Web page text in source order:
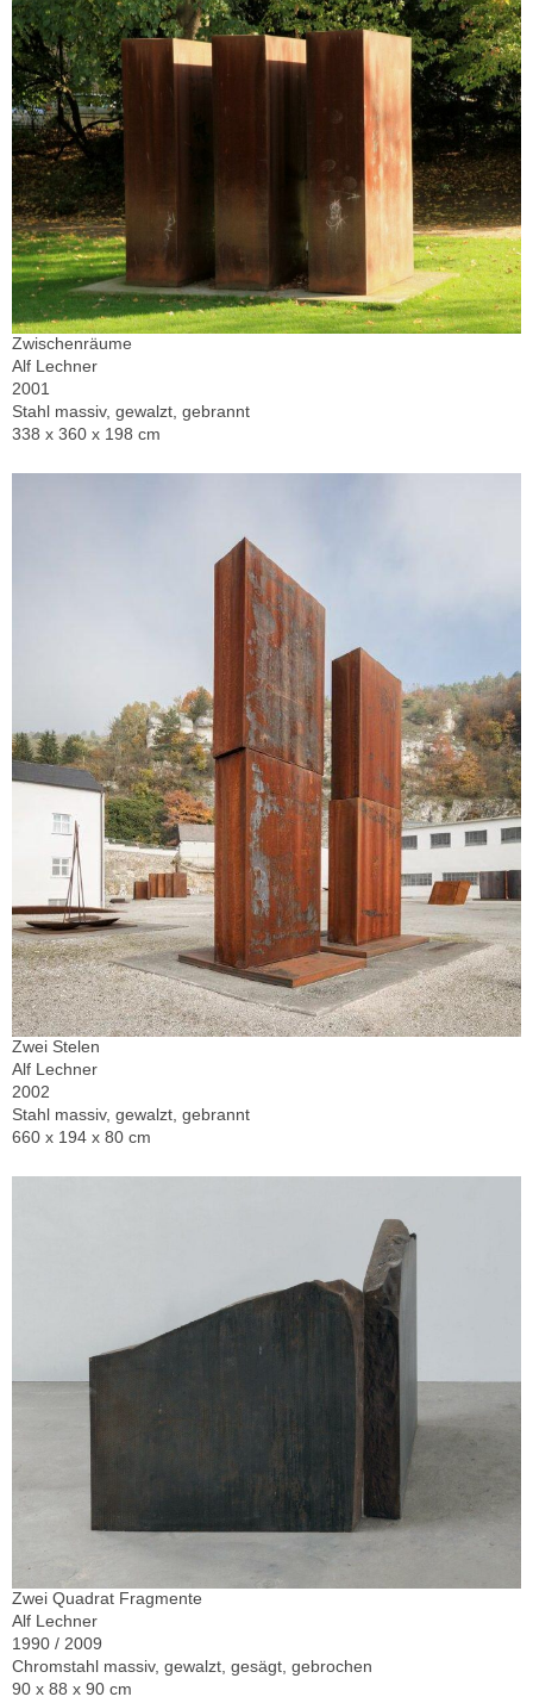
Zwischenräume
Alf Lechner
2001
Stahl massiv, gewalzt, gebrannt
338 x 360 x 198 cm
Zwei Stelen
Alf Lechner
2002
Stahl massiv, gewalzt, gebrannt
660 x 194 x 80 cm
Zwei Quadrat Fragmente
Alf Lechner
1990 / 2009
Chromstahl massiv, gewalzt, gesägt, gebrochen
90 x 88 x 90 cm